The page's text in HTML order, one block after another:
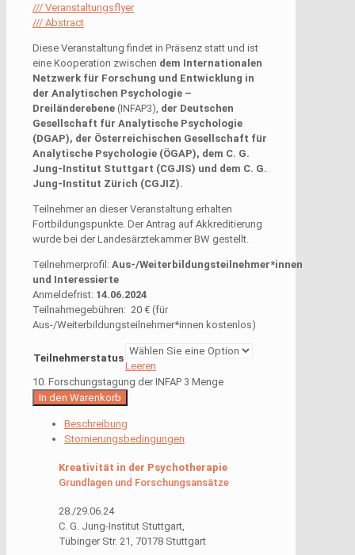
/// Veranstaltungsflyer
/// Abstract
Diese Veranstaltung findet in Präsenz statt und ist
eine Kooperation zwischen dem Internationalen
Netzwerk für Forschung und Entwicklung in
der Analytischen Psychologie –
Dreiländerebene (INFAP3), der Deutschen
Gesellschaft für Analytische Psychologie
(DGAP), der Österreichischen Gesellschaft für
Analytische Psychologie (ÖGAP), dem C. G.
Jung-Institut Stuttgart (CGJIS) und dem C. G.
Jung-Institut Zürich (CGJIZ).
Teilnehmer an dieser Veranstaltung erhalten
Fortbildungspunkte. Der Antrag auf Akkreditierung
wurde bei der Landesärztekammer BW gestellt.
Teilnehmerprofil: Aus-/Weiterbildungsteilnehmer*innen
und Interessierte
Anmeldefrist: 14.06.2024
Teilnahmegebühren: 20 € (für
Aus-/Weiterbildungsteilnehmer*innen kostenlos)
Teilnehmerstatus
Leeren
10. Forschungstagung der INFAP 3 Menge
In den Warenkorb
Beschreibung
Stornierungsbedingungen
Kreativität in der Psychotherapie
Grundlagen und Forschungsansätze
28./29.06.24
C. G. Jung-Institut Stuttgart,
Tübinger Str. 21, 70178 Stuttgart